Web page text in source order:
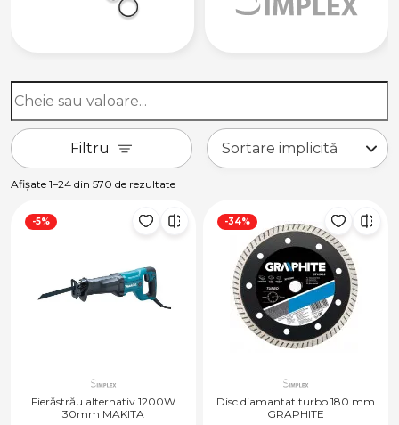
Filtru
Afișate 1–24 din 570 de rezultate
-5%
Fierăstrău alternativ 1200W
30mm MAKITA
-34%
Disc diamantat turbo 180 mm
GRAPHITE